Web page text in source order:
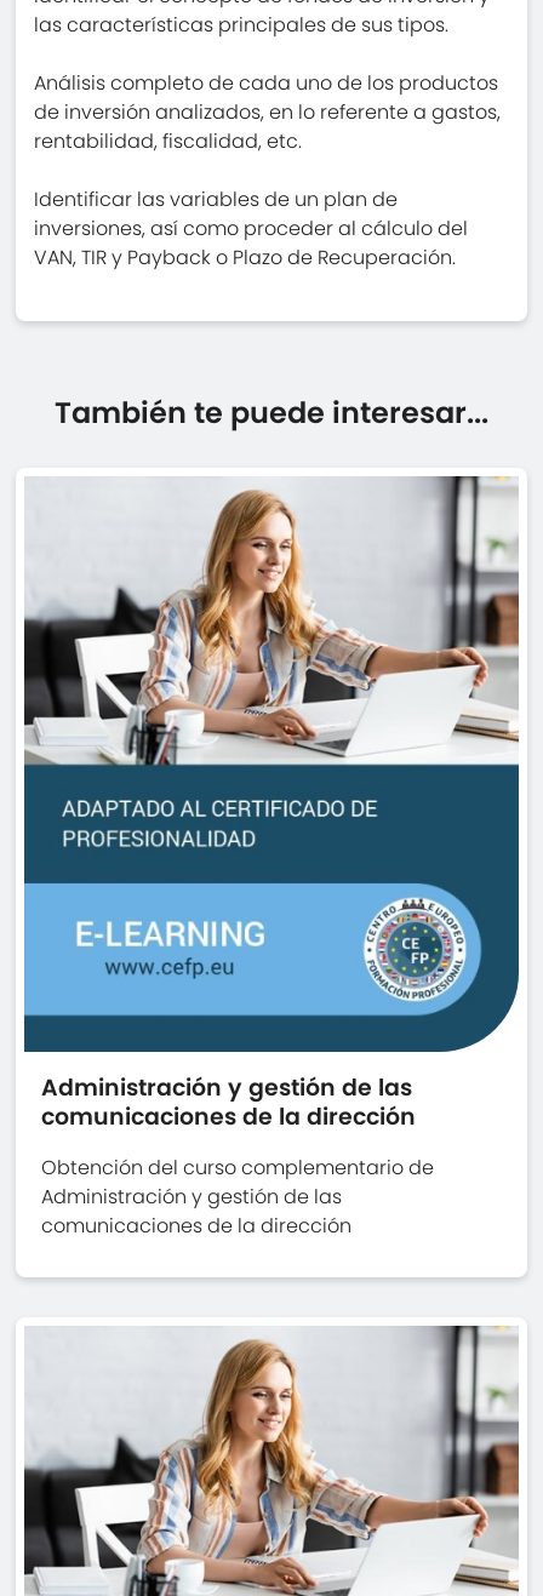
las características principales de sus tipos.
Análisis completo de cada uno de los productos
de inversión analizados, en lo referente a gastos,
rentabilidad, fiscalidad, etc.
Identificar las variables de un plan de
inversiones, así como proceder al cálculo del
VAN, TIR y Payback o Plazo de Recuperación.
También te puede interesar...
Administración y gestión de las
comunicaciones de la dirección
Obtención del curso complementario de
Administración y gestión de las
comunicaciones de la dirección